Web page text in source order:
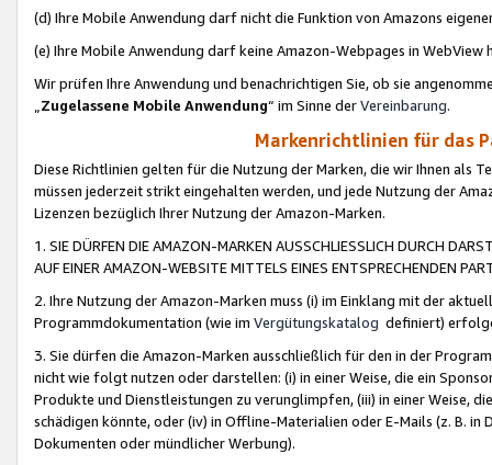
(d) Ihre Mobile Anwendung darf nicht die Funktion von Amazons
(e) Ihre Mobile Anwendung darf keine Amazon-Webpages in WebView
Wir prüfen Ihre Anwendung und benachrichtigen Sie, ob sie
„Zugelassene Mobile Anwendung“ im Sinne derVereinbarung.
Markenrichtlinien für das
Diese Richtlinien gelten für die Nutzung der Marken, die wir Ihnen als
müssen jederzeit strikt eingehalten werden, und jede Nutzung der
Lizenzen bezüglich Ihrer Nutzung der Amazon-Marken.
1. SIE DÜRFEN DIE AMAZON-MARKEN AUSSCHLIESSLICH DURCH
AUF EINER AMAZON-WEBSITE MITTELS EINES ENTSPRECHENDEN
2. Ihre Nutzung der Amazon-Marken muss (i) im Einklang mit der
Programmdokumentation (wie im Vergütungskatalog definiert)
3. Sie dürfen die Amazon-Marken ausschließlich für den in der
nicht wie folgt nutzen oder darstellen: (i) in einer Weise, die ein
Produkte und Dienstleistungen zu verunglimpfen, (iii) in einer Weise,
schädigen könnte, oder (iv) in Offline-Materialien oder E-Mails (z. B. in
Dokumenten oder mündlicher Werbung).